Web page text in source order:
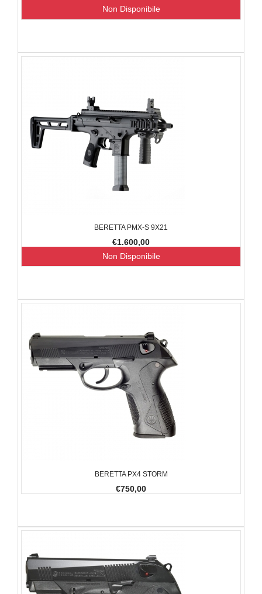
Non Disponibile
BERETTA PMX-S 9X21
€1.600,00
Non Disponibile
BERETTA PX4 STORM
€750,00